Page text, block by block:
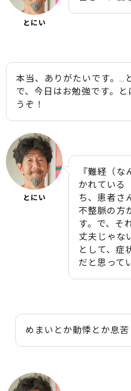
とにい
本当、ありがたいです。…
で、今日はお勉強です。
うぞ！
とにい
『難経（
かれている
ち、患者さ
不整脈の方
す。で、そ
丈夫じゃな
として、症
だと思って
めまいとか動悸とか息